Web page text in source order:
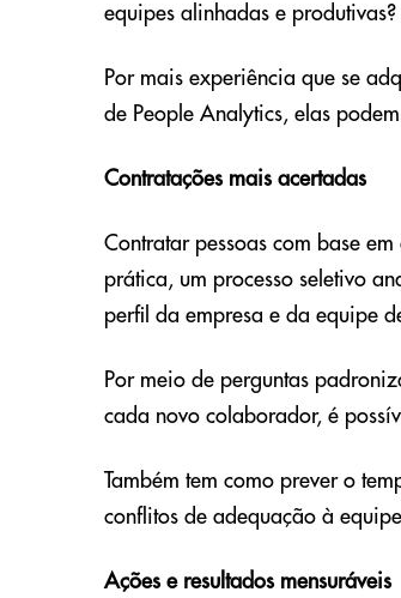
equipes alinhadas e produtivas?
Por mais experiência que se
de People Analytics, elas
Contratações mais acertadas
Contratar pessoas com base
prática, um processo seletivo
perfil da empresa e da equipe
Por meio de perguntas
cada novo colaborador, é
Também tem como prever o
conflitos de adequação à
Ações e resultados mensuráveis